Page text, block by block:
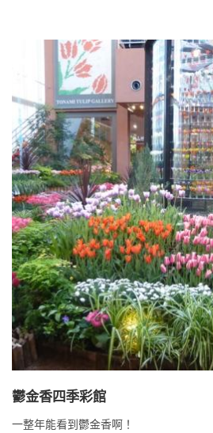
鬱金香四季彩館
一整年能看到鬱金香啊！